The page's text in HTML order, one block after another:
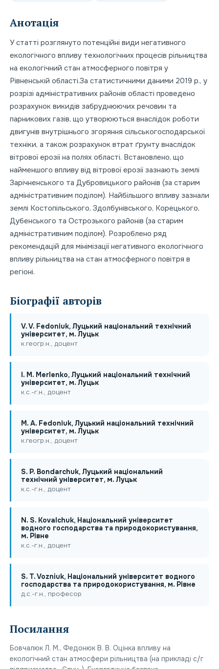
Анотація
У статті розглянуто потенційні види негативного
екологічного впливу технологічних процесів рільництва
на екологічний стан атмосферного повітря у
Рівненській області.За статистичними даними 2019 р., у
розрізі адміністративних районів області проведено
розрахунок викидів забруднюючих речовин та
парникових газів, що утворюються внаслідок роботи
двигунів внутрішнього згоряння сільськогосподарської
техніки, а також розрахунок втрат ґрунту внаслідок
вітрової ерозії на полях області. Встановлено, що
найменшого впливу від вітрової ерозії зазнають землі
Зарічненського та Дубровицького районів (за старим
адміністративним поділом). Найбільшого впливу зазнали
землі Костопільського, Здолбунівського, Корецького,
Дубенського та Острозького районів (за старим
адміністративним поділом). Розроблено ряд
рекомендацій для мінімізації негативного екологічного
впливу рільництва на стан атмосферного повітря в
регіоні.
Біографії авторів
V. V. Fedonіuk, Луцький національний технічний
університет, м. Луцьк
к.геогр.н., доцент
I. M. Merlenko, Луцький національний технічний
університет, м. Луцьк
к.с.-г.н., доцент
M. A. Fedonіuk, Луцький національний технічний
університет, м. Луцьк
к.геогр.н., доцент
S. P. Bondarchuk, Луцький національний
технічний університет, м. Луцьк
к.с.-г.н., доцент
N. S. Kovalchuk, Національний університет
водного господарства та природокористування,
м. Рівне
к.с.-г.н., доцент
S. T. Vozniuk, Національний університет водного
господарства та природокористування, м. Рівне
д.с.-г.н., професор
Посилання
Бовчалюк Л. М., Федонюк В. В. Оцінка впливу на
екологічний стан атмосфери рільництва (на прикладі с/г